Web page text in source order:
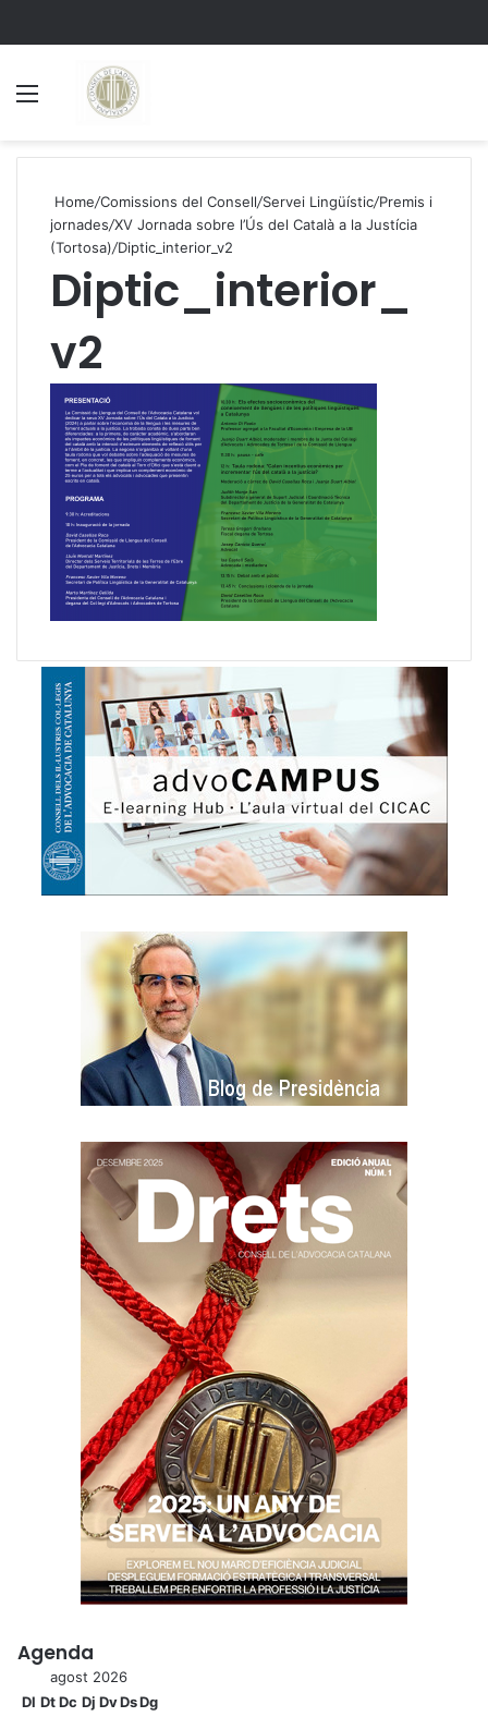
Home/Comissions del Consell/Servei Lingüístic/Premis i
jornades/XV Jornada sobre l’Ús del Català a la Justícia
(Tortosa)/Diptic_interior_v2
Diptic_interior_
v2
Agenda
agost 2026
Dl DtDc Dj DvDsDg